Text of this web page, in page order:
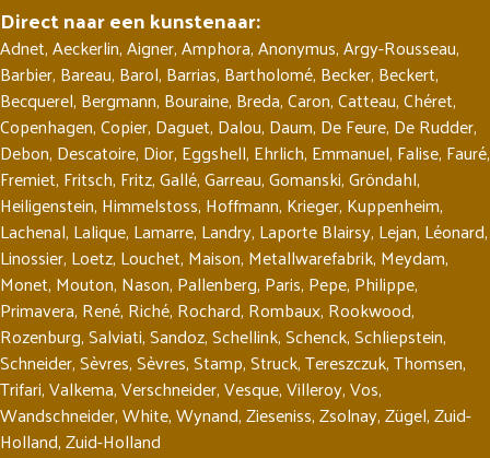
Direct naar een kunstenaar:
Adnet,Aeckerlin,Aigner,Amphora,Anonymus,Argy-Rousseau,
Barbier, Bareau, Barol, Barrias, Bartholomé, Becker, Beckert,
Becquerel, Bergmann, Bouraine, Breda,Caron,Catteau,Chéret,
Copenhagen,Copier, Daguet, Dalou, Daum, De Feure, De Rudder,
Debon, Descatoire, Dior, Eggshell, Ehrlich, Emmanuel, Falise, Fauré,
Fremiet, Fritsch, Fritz,Gallé,Garreau,Gomanski,Gröndahl,
Heiligenstein, Himmelstoss, Hoffmann, Krieger, Kuppenheim,
Lachenal, Lalique, Lamarre, Landry, Laporte Blairsy, Lejan, Léonard,
Linossier, Loetz, Louchet, Maison, Metallwarefabrik, Meydam,
Monet, Mouton, Nason, Pallenberg, Paris, Pepe, Philippe,
Primavera, René, Riché, Rochard, Rombaux, Rookwood,
Rozenburg,Salviati,Sandoz,Schellink,Schenck,Schliepstein,
Schneider,Sèvres,Sèvres,Stamp,Struck,Tereszczuk,Thomsen,
Trifari,Valkema,Verschneider,Vesque,Villeroy,Vos,
Wandschneider,White,Wynand,Zieseniss,Zsolnay,Zügel,Zuid-
Holland,Zuid-Holland